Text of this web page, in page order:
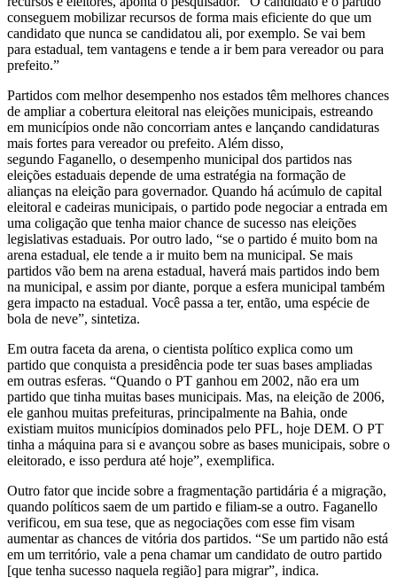
conseguem mobilizar recursos de forma mais eficiente do que um
candidato que nunca se candidatou ali, por exemplo. Se vai bem
para estadual, tem vantagens e tende a ir bem para vereador ou para
prefeito.”
Partidos com melhor desempenho nos estados têm melhores chances
de ampliar a cobertura eleitoral nas eleições municipais, estreando
em municípios onde não concorriam antes e lançando candidaturas
mais fortes para vereador ou prefeito. Além disso,
segundo Faganello, o desempenho municipal dos partidos nas
eleições estaduais depende de uma estratégia na formação de
alianças na eleição para governador. Quando há acúmulo de capital
eleitoral e cadeiras municipais, o partido pode negociar a entrada em
uma coligação que tenha maior chance de sucesso nas eleições
legislativas estaduais. Por outro lado, “se o partido é muito bom na
arena estadual, ele tende a ir muito bem na municipal. Se mais
partidos vão bem na arena estadual, haverá mais partidos indo bem
na municipal, e assim por diante, porque a esfera municipal também
gera impacto na estadual. Você passa a ter, então, uma espécie de
bola de neve”, sintetiza.
Em outra faceta da arena, o cientista político explica como um
partido que conquista a presidência pode ter suas bases ampliadas
em outras esferas. “Quando o PT ganhou em 2002, não era um
partido que tinha muitas bases municipais. Mas, na eleição de 2006,
ele ganhou muitas prefeituras, principalmente na Bahia, onde
existiam muitos municípios dominados pelo PFL, hoje DEM. O PT
tinha a máquina para si e avançou sobre as bases municipais, sobre o
eleitorado, e isso perdura até hoje”, exemplifica.
Outro fator que incide sobre a fragmentação partidária é a migração,
quando políticos saem de um partido e filiam-se a outro. Faganello
verificou, em sua tese, que as negociações com esse fim visam
aumentar as chances de vitória dos partidos. “Se um partido não está
em um território, vale a pena chamar um candidato de outro partido
[que tenha sucesso naquela região] para migrar”, indica.